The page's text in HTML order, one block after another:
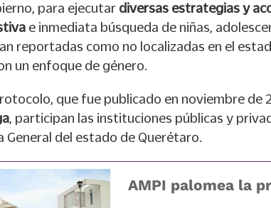
para ejecutar diversas estrategias y
e inmediata búsqueda de niñas,
reportadas como no localizadas en el
un enfoque de género.
que fue publicado en noviembre de
, participan las instituciones públicas y
General del estado de Querétaro.
AMPI palomea la